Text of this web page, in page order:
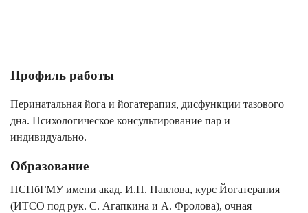
Профиль работы
Перинатальная йога и йогатерапия, дисфункции тазового
дна. Психологическое консультирование пар и
индивидуально.
Образование
ПСПбГМУ имени акад. И.П. Павлова, курс Йогатерапия
(ИТСО под рук. С. Агапкина и А. Фролова), очная